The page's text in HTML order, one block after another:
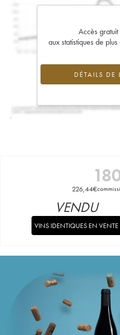
Accès gratuit
aux statistiques de
DÉTAILS DE
226,44€
VENDU
VINS IDENTIQUES EN VENTE